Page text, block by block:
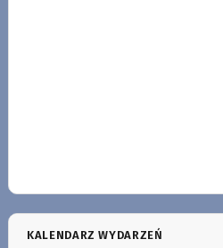
KALENDARZ WYDARZEŃ